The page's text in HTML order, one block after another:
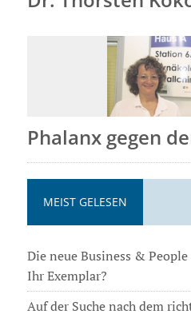
Phalanx gegen
MEIST GELESEN
Die neue Business &
Ihr Exemplar?
Auf der Suche nach dem